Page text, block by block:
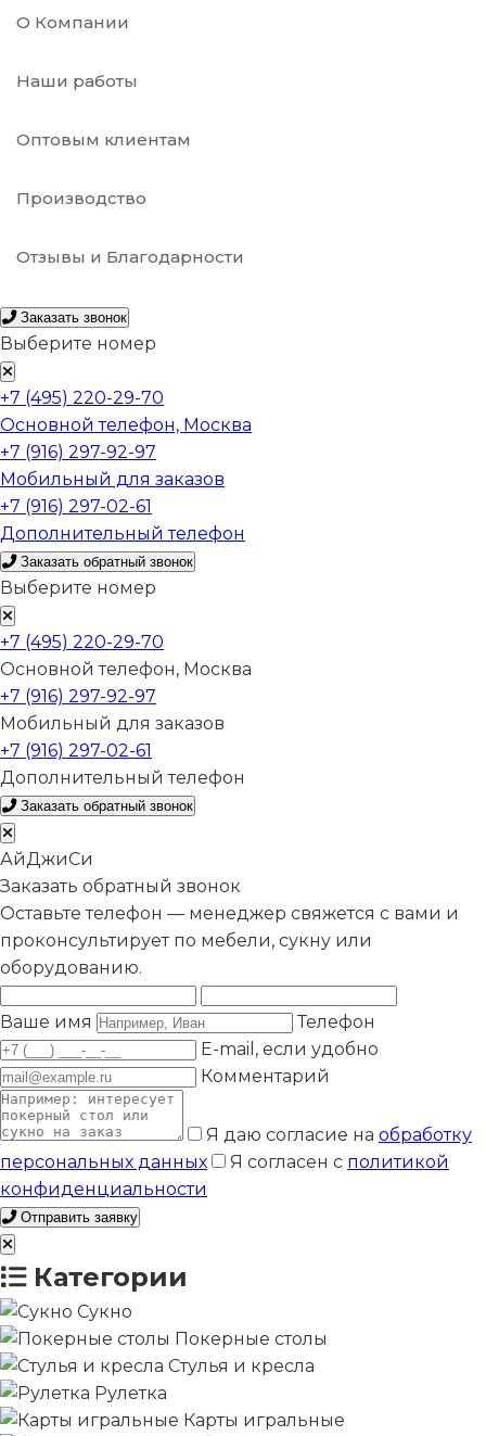
О Компании
Наши работы
Оптовым клиентам
Производство
Отзывы и Благодарности
Заказать звонок
Выберите номер
+7 (495) 220-29-70
Основной телефон, Москва
+7 (916) 297-92-97
Мобильный для заказов
+7 (916) 297-02-61
Дополнительный телефон
Заказать обратный звонок
Выберите номер
+7 (495) 220-29-70
Основной телефон, Москва
+7 (916) 297-92-97
Мобильный для заказов
+7 (916) 297-02-61
Дополнительный телефон
Заказать обратный звонок
АйДжиСи
Заказать обратный звонок
Оставьте телефон — менеджер свяжется с вами и
проконсультирует по мебели, сукну или
оборудованию.
Ваше имя
Телефон
E-mail, если удобно
Комментарий
Я даю согласие на обработку
персональных данных
Я согласен с политикой
конфиденциальности
Отправить заявку
Категории
Сукно
Покерные столы
Стулья и кресла
Рулетка
Карты игральные